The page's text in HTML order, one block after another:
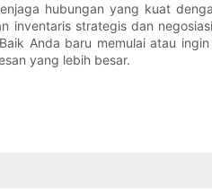
hubungan yang kuat
inventaris strategis dan
Anda baru memulai atau
yang lebih besar.